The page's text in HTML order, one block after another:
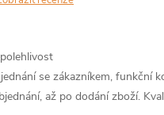
se zákazníkem, funkční
až po dodání zboží.